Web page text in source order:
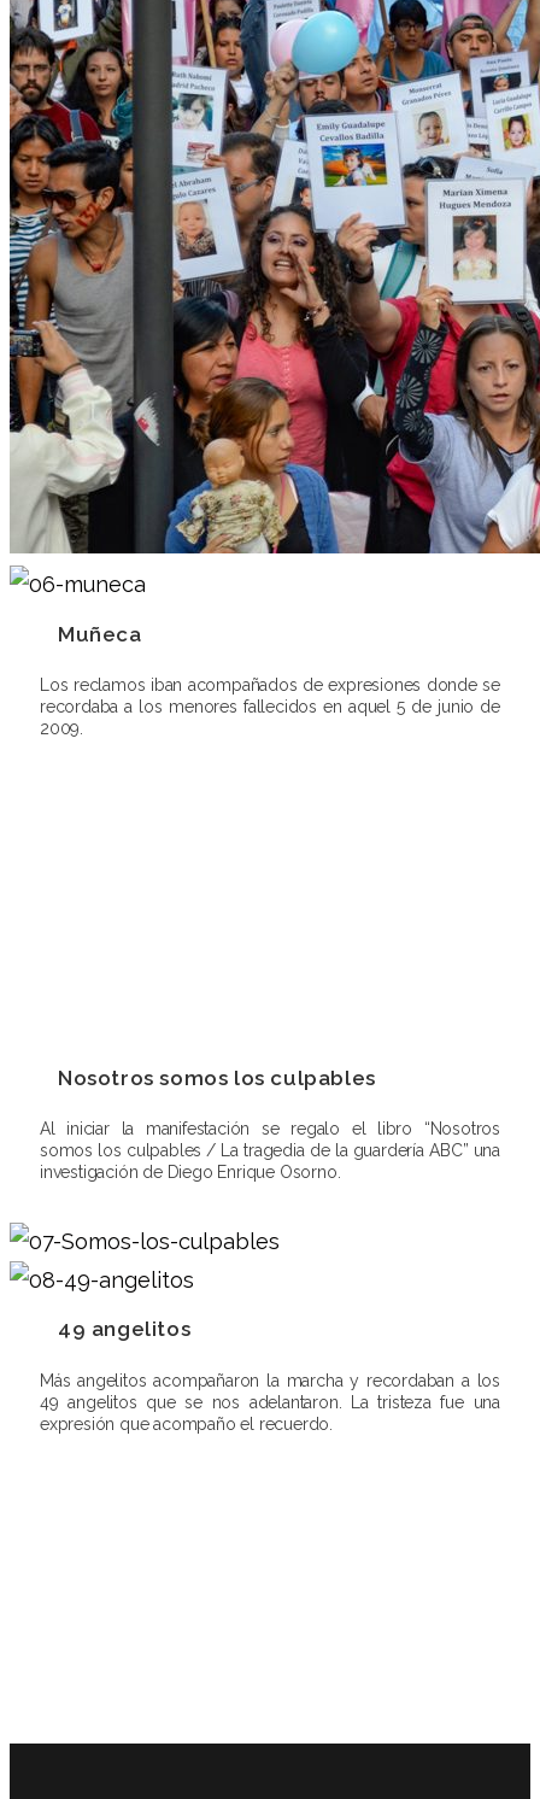
Muñeca
Los reclamos iban acompañados de expresiones donde se
recordaba a los menores fallecidos en aquel 5 de junio de
2009.
Nosotros somos los culpables
Al iniciar la manifestación se regalo el libro “Nosotros
somos los culpables / La tragedia de la guardería ABC” una
investigación de Diego Enrique Osorno.
49 angelitos
Más angelitos acompañaron la marcha y recordaban a los
49 angelitos que se nos adelantaron. La tristeza fue una
expresión que acompaño el recuerdo.